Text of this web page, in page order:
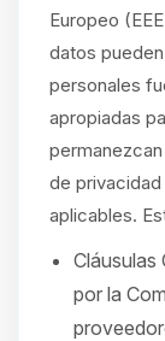
Europeo
datos
personales
apropiadas
de
aplicables.
Cláusulas
por la